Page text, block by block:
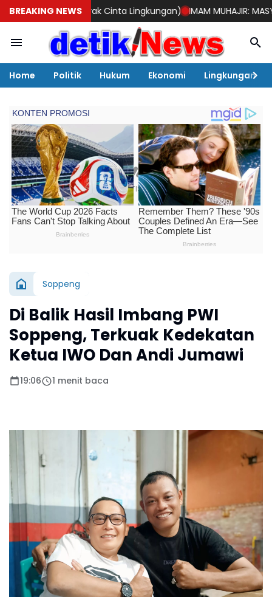
BREAKING NEWS
Cinta Lingkungan) IMAM MUHAJIR: MASYARAKAT
Home Politik Hukum Ekonomi Lingkungan
Soppeng
Di Balik Hasil Imbang PWI
Soppeng, Terkuak Kedekatan
Ketua IWO Dan Andi Jumawi
19:06 1 menit baca